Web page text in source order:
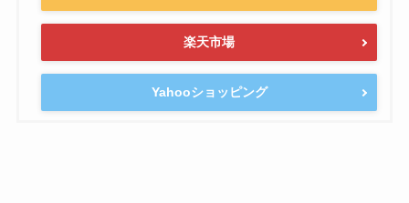
楽天市場
Yahooショッピング